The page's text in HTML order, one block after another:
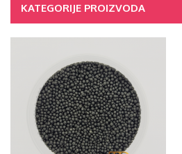
KATEGORIJE PROIZVODA